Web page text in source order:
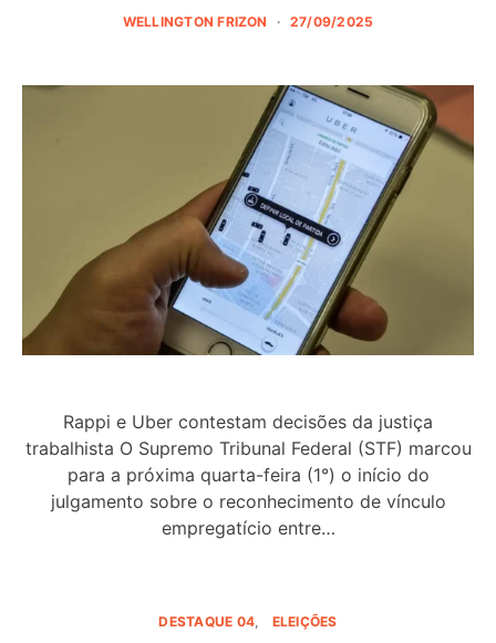
WELLINGTON FRIZON 27/09/2025
Rappi e Uber contestam decisões da justiça
trabalhista O Supremo Tribunal Federal (STF) marcou
para a próxima quarta-feira (1°) o início do
julgamento sobre o reconhecimento de vínculo
empregatício entre…
DESTAQUE 04 ELEIÇÕES